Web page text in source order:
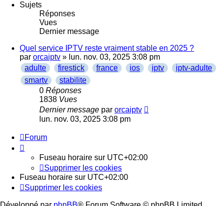
Sujets
Réponses
Vues
Dernier message
Quel service IPTV reste vraiment stable en 2025 ?
par orcaiptv » lun. nov. 03, 2025 3:08 pm
adulte
firestick france ios iptv
iptv-adulte
smartv
stabilite
0 Réponses
1838 Vues
Dernier message par orcaiptv
lun. nov. 03, 2025 3:08 pm
Forum
Fuseau horaire sur UTC+02:00
Supprimer les cookies
Fuseau horaire sur UTC+02:00
Supprimer les cookies